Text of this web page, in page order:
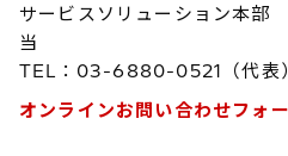
サービスソリューション本
当
TEL：03-6880-0521（代表）
オンラインお問い合わせフォ